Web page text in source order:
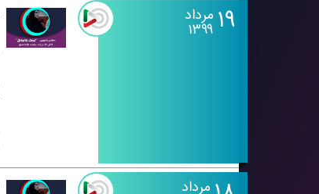
۱۹ مرداد
۱۳۹۹
مرداد